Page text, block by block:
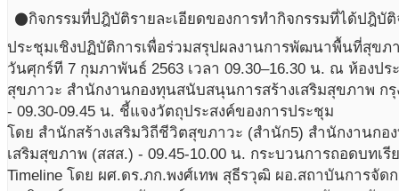
circleกิจกรรมที่ปฎิบัติรายละเอียดของการทำกิจกรรมที่ได้ปฎิบัติ
ประชุมเชิงปฏิบัติการเพื่อร่วมสรุปผลงานการพัฒนาพื้นที่สุขภ
วันศุกร์ที 7 กุมภาพันธ์ 2563 เวลา 09.30–16.30 น. ณ ห้องปร
สุขภาวะ สำนักงานกองทุนสนับสนุนการสร้างเสริมสุขภาพ ก
- 09.30-09.45 น. ชี้แจงวัตถุประสงค์ของการประชุม
โดย สำนักสร้างเสริมวิถีชีวิตสุขภาวะ (สำนัก5) สำนักงานกอ
เสริมสุขภาพ (สสส.) - 09.45-10.00 น. กระบวนการถอดบทเ
Timeline โดย ผศ.ดร.ภก.พงศ์เทพ สุธีรวุฒิ ผอ.สถาบันการจัด